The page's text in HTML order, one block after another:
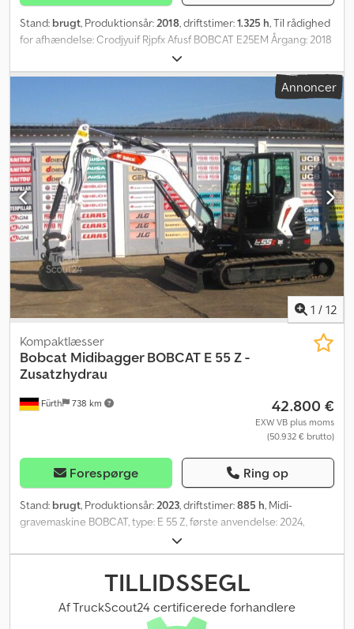
Stand: brugt, Produktionsår:2018, driftstimer:1.325 h, Til rådighed
for afhændelse: Crodjyuif Rjpfx Afusf BOBCAT E25EM Årgang: 2018
1.325 driftstimer 2,5-tons minigraver. Planerskovl 110 cm, skovl 45
cm + skovl 30 cm. Skjold, ZeroTail. Helmut Jakob Pfeifer
Verwertungen sælger maskiner og udstyr på vegne af
insolvenssager. Kontakt os gerne, hvis du har maskiner og udstyr,
som du ønsker, at andre skal tage sig af salget eller afhændelsen
af. Vi har mange års erfaring samt et stort internationalt
kundenetværk. Vores opdragsgivere skal ikke bekymre sig om
noget i forbindelse med afhændelsen af deres maskiner og
udstyr.
Annoncer
1 / 12
Fürth 738 km
Kompaktlæsser
Bobcat Midibagger BOBCAT E 55 Z -
Zusatzhydrau
42.800 €
EXW VB plus moms
(50.932 € brutto)
Forespørge Ring op
Stand: brugt, Produktionsår: 2023, driftstimer:885 h, Midi-
gravemaskine BOBCAT, type: E 55 Z, første anvendelse: 2024,
driftsvægt: 5.346 kg, BOBCAT dieselmotor (type: DM01VA - 49,50 HK
/ 36,40 kW ved 2.200 o/min), HURTIGSKIFTER MS03, EKSTRA
(bredde: 400 mm), 5 løberuller pr. side, DOZERBLAD (bredde ca.
1.960 mm), SKOVL (bredde: 500 mm), CPB, overbelastningshøjde:
5.513 mm, grave-dybde: 3.434 mm, kabine (farvet glas) – sidevindue
TILLIDSSEGL
Af TruckScout24 certificerede forhandlere